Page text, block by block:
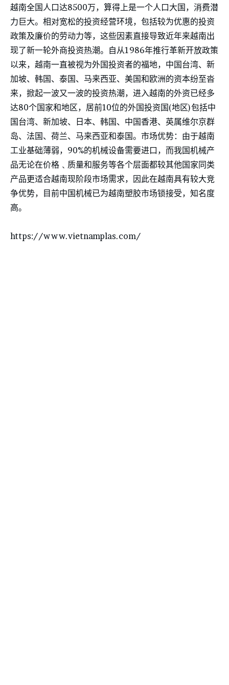
越南全国人口达8500万，算得上是一个人口大国，消费潜
力巨大。相对宽松的投资经营环境，包括较为优惠的投资
政策及廉价的劳动力等，这些因素直接导致近年来越南出
现了新一轮外商投资热潮。自从1986年推行革新开放政策
以来，越南一直被视为外国投资者的福地，中国台湾、新
加坡、韩国、泰国、马来西亚、美国和欧洲的资本纷至沓
来，掀起一波又一波的投资热潮，进入越南的外资已经多
达80个国家和地区，居前10位的外国投资国(地区)包括中
国台湾、新加坡、日本、韩国、中国香港、英属维尔京群
岛、法国、荷兰、马来西亚和泰国。市场优势：由于越南
工业基础薄弱，90%的机械设备需要进口，而我国机械产
品无论在价格﹑质量和服务等各个层面都较其他国家同类
产品更适合越南现阶段市场需求，因此在越南具有较大竞
争优势，目前中国机械已为越南塑胶市场锁接受，知名度
高。
https://www.vietnamplas.com/